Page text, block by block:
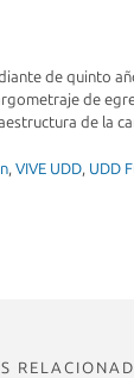
de quinto
de
de la
, VIVE UDD, UDD